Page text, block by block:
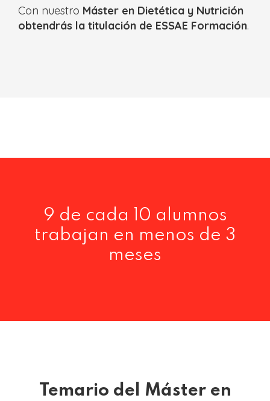
Con nuestro Máster en Dietética y Nutrición
obtendrás la titulación de ESSAE Formación.
9 de cada 10 alumnos
trabajan en menos de 3
meses
Temario del Máster en